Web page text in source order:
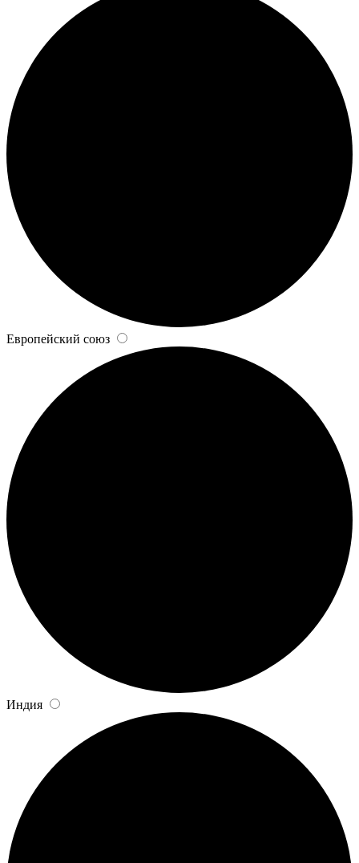
Европейский союз
Индия